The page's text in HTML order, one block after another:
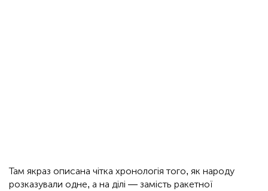
Там якраз описана чітка хронологія того, як народу
розказували одне, а на ділі — замість ракетної